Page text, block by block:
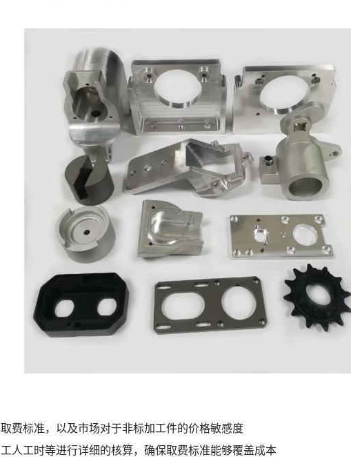
费标准，以及市场对于非标加工件的价格敏感度
人工时等进行详细的核算，确保取费标准能够覆盖成本